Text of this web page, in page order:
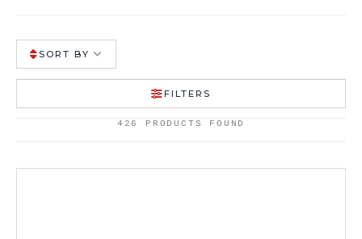
SORT BY
FILTERS
426 PRODUCTS FOUND